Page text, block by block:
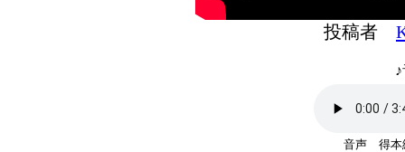
投稿者
音声 得本